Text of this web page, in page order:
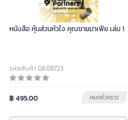
หนังสือ หุ้นส่วนหัวใจ คุณชายมาเฟีย เล่ม 1
รหัสสินค้า DA08723
฿ 495.00 หมดชั่วคราว